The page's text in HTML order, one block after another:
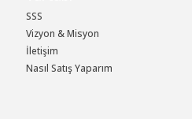
SSS
Vizyon & Misyon
İletişim
Nasıl Satış Yaparım